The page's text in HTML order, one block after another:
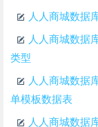
人人商城数据
人人商城数据
类型
人人商城数据
单模板数据表
人人商城数据